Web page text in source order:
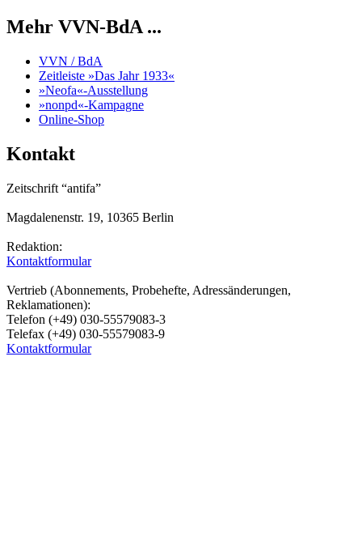
Mehr VVN-BdA ...
VVN / BdA
Zeitleiste »Das Jahr 1933«
»Neofa«-Ausstellung
»nonpd«-Kampagne
Online-Shop
Kontakt
Zeitschrift “antifa”
Magdalenenstr. 19, 10365 Berlin
Redaktion:
Kontaktformular
Vertrieb (Abonnements, Probehefte, Adressänderungen,
Reklamationen):
Telefon (+49) 030-55579083-3
Telefax (+49) 030-55579083-9
Kontaktformular